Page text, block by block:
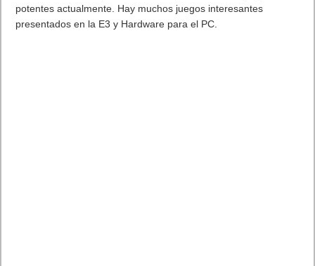
potentes actualmente. Hay muchos juegos interesantes
presentados en la E3 y Hardware para el PC.